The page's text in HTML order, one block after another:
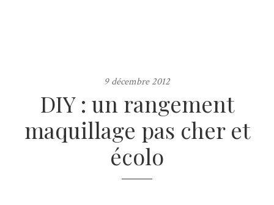
9 décembre 2012
DIY : un rangement
maquillage pas cher et
écolo